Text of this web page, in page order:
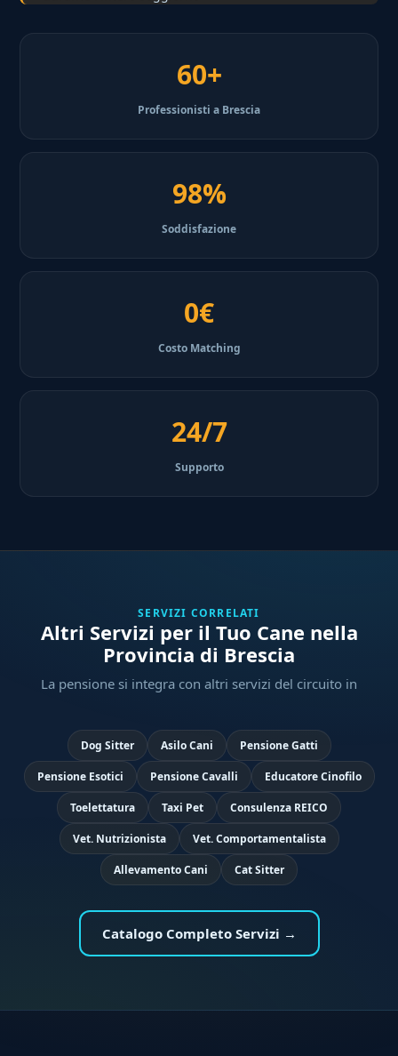
60+
Professionisti a Brescia
98%
Soddisfazione
0€
Costo Matching
24/7
Supporto
SERVIZI CORRELATI
Altri Servizi per il Tuo Cane nella
Provincia di Brescia
La pensione si integra con altri servizi del circuito in
Dog Sitter Asilo Cani Pensione Gatti
Pensione Esotici Pensione Cavalli Educatore Cinofilo
Toelettatura Taxi Pet Consulenza REICO
Vet. Nutrizionista Vet. Comportamentalista
Allevamento Cani Cat Sitter
Catalogo Completo Servizi →